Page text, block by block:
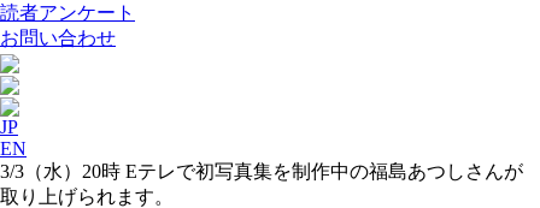
読者アンケート
お問い合わせ
JP
EN
3/3（水）20時 Eテレで初写真集を制作中の福島あつしさんが
取り上げられます。